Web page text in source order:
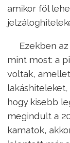
amikor föl
Ezekben
mint most: a
voltak,
hogy kisebb
megindult a
kamatok,